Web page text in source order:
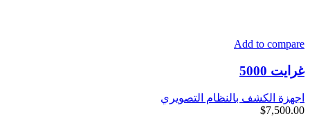
Add to compare
غرايت 5000
اجهزة الكشف بالنظام التصويري
$7,500.00